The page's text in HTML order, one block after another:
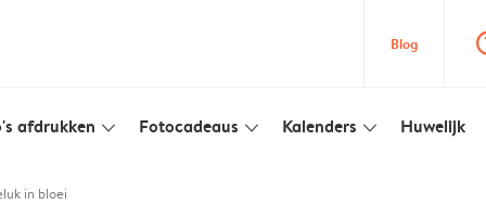
Blog
afdrukken slim_arrow_down Fotocadeaus slim_arrow_down Kalenders slim_arrow_down Huwelijk
in bloei